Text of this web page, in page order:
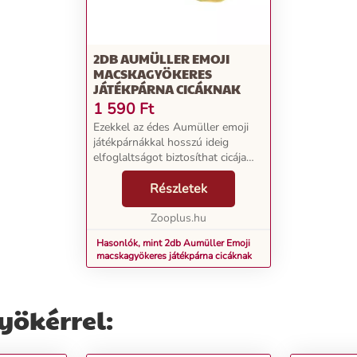
2DB AUMÜLLER EMOJI
MACSKAGYÖKERES
JÁTÉKPÁRNA CICÁKNAK
1 590 Ft
Ezekkel az édes Aumüller emoji
játékpárnákkal hosszú ideig
elfoglaltságot biztosíthat cicája
számára. A kis sárga puha plüss
párnák mindegyikének egyik
oldalára a jól ismert hangulatjelek
egyikét híme...
Részletek
Zooplus.hu
Hasonlók, mint 2db Aumüller Emoji
macskagyökeres játékpárna cicáknak